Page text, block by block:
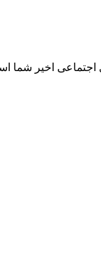
اجتماعی اخیر شما